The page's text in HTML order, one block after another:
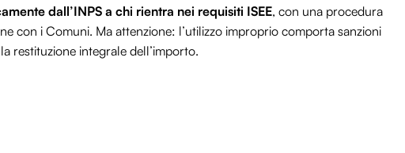
dall’INPS a chi rientra nei requisiti ISEE, con una procedura
con i Comuni. Ma attenzione: l’utilizzo improprio comporta sanzioni
restituzione integrale dell’importo.